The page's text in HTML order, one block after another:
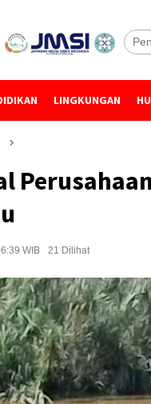
LINGKUNGAN
WIB 21 Dilihat